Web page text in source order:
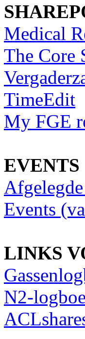
Medical
The Core
TimeEdit
My FGE
EVENTS
Events
LINKS
N2-